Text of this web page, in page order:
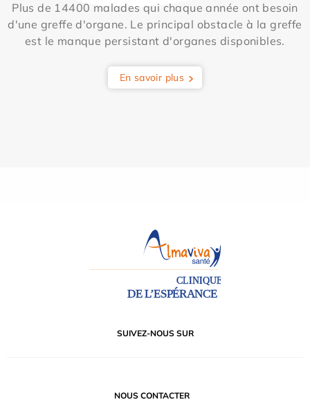
Plus de 14400 malades qui chaque année ont besoin
d'une greffe d'organe. Le principal obstacle à la greffe
est le manque persistant d'organes disponibles.
En savoir plus
SUIVEZ-NOUS SUR
NOUS CONTACTER